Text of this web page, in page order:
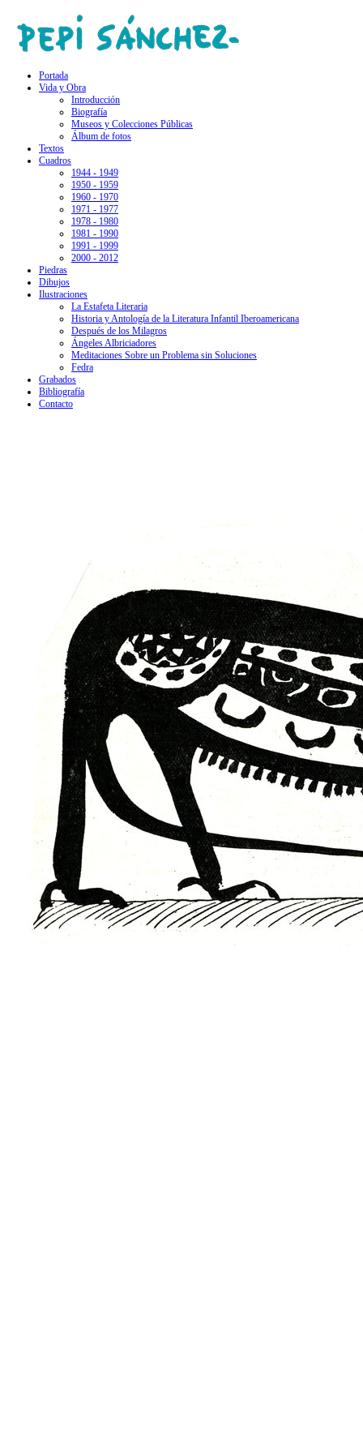
Portada
Vida y Obra
Introducción
Biografía
Museos y Colecciones Públicas
Álbum de fotos
Textos
Cuadros
1944 - 1949
1950 - 1959
1960 - 1970
1971 - 1977
1978 - 1980
1981 - 1990
1991 - 1999
2000 - 2012
Piedras
Dibujos
Ilustraciones
La Estafeta Literaria
Historia y Antología de la Literatura Infantil Iberoamericana
Después de los Milagros
Ángeles Albriciadores
Meditaciones Sobre un Problema sin Soluciones
Fedra
Grabados
Bibliografía
Contacto